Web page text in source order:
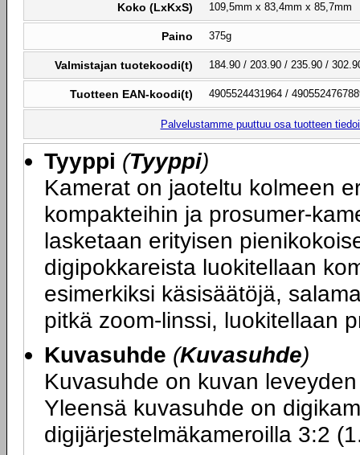
Koko (LxKxS) 109,5mm x 83,4mm x 85,7mm
Paino 375g
Valmistajan tuotekoodi(t) 184.90 / 203.90 / 235.90 /
Tuotteen EAN-koodi(t) 4905524431964 /
Palvelustamme puuttuu osa tuotteen
Tyyppi (Tyyppi)
Kamerat on jaoteltu kolmeen
kompakteihin ja prosumer-
lasketaan erityisen
digipokkareista luokitellaan
esimerkiksi käsisäätöjä,
pitkä zoom-linssi, luokitellaan
Kuvasuhde (Kuvasuhde)
Kuvasuhde on kuvan
Yleensä kuvasuhde on
digijärjestelmäkameroilla 3:2